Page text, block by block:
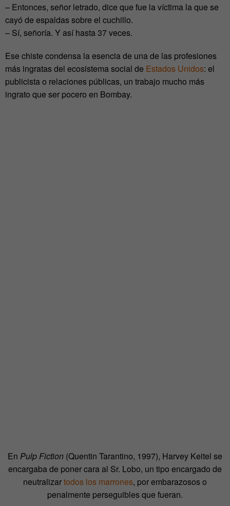
– Entonces, señor letrado, dice que fue la víctima la que se
cayó de espaldas sobre el cuchillo.
– Sí, señoría. Y así hasta 37 veces.
Ese chiste condensa la esencia de una de las profesiones
más ingratas del ecosistema social de Estados Unidos: el
publicista o relaciones públicas, un trabajo mucho más
ingrato que ser pocero en Bombay.
En Pulp Fiction (Quentin Tarantino, 1997), Harvey Keitel se
encargaba de poner cara al Sr. Lobo, un tipo encargado de
neutralizartodos los marrones, por embarazosos o
penalmente perseguibles que fueran.